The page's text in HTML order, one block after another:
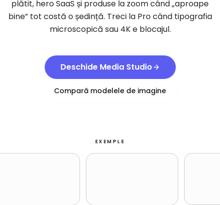
plătit, hero SaaS și produse la zoom când „aproape
bine” tot costă o ședință. Treci la Pro când tipografia
microscopică sau 4K e blocajul.
Deschide Media Studio
Compară modelele de imagine
EXEMPLE